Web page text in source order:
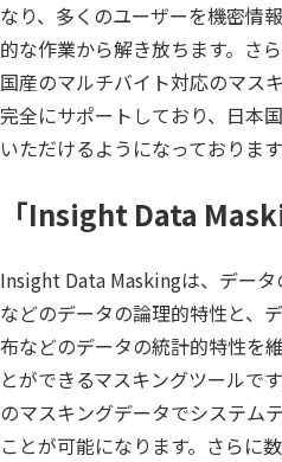
なり、多くのユーザーを機密情
的な作業から解き放ちます。さ
国産のマルチバイト対応のマス
完全にサポートしており、日本
いただけるようになっております
「Insight Data
Insight Data Maskingは、デー
などのデータの論理的特性と、
布などのデータの統計的特性を
とができるマスキングツールで
のマスキングデータでシステム
ことが可能になります。さらに